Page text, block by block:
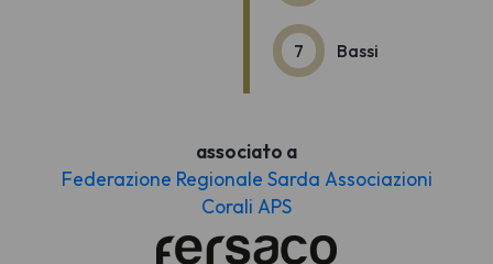
7 Bassi
associato a
Federazione Regionale Sarda Associazioni
Corali APS